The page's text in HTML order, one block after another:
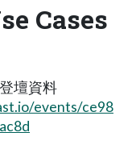
Cases
壇資料
events/ce98